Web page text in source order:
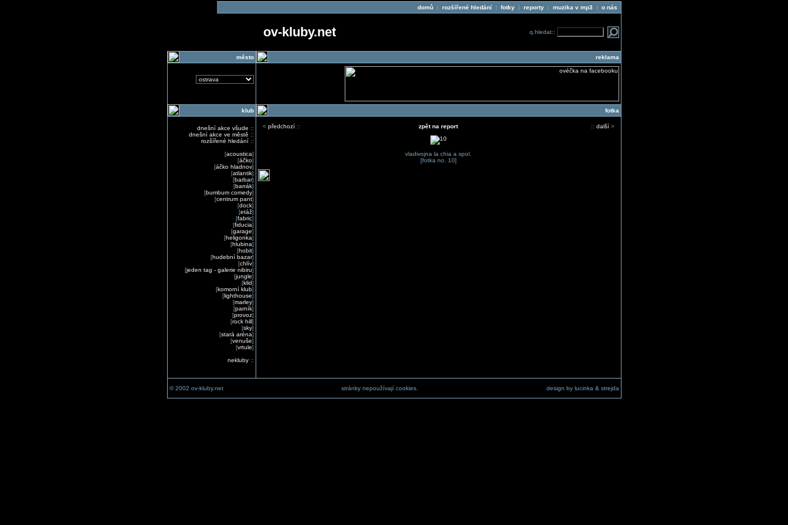
domů| rozšířené hledání| fotky| reporty| muzika v mp3 | o nás
ov-kluby.net q.hledat::
město reklama
klub
dnešní akce všude ::
dnešní akce ve městě ::
rozšířené hledání::
[acoustica]
[áčko]
[áčko hladnov]
[atlantik]
[barbar]
[barrák]
[bumbum comedy]
[centrum pant]
[dock]
[etáž]
[fabric]
[fiducia]
[garage]
[heligonka]
[hlubina]
[hobit]
[hudební bazar]
[chlív]
[jeden tag - galerie nibiru]
[jungle]
[klid]
[komorní klub]
[lighthouse]
[marley]
[parník]
[provoz]
[rock hill]
[sky]
[stará aréna]
[venuše]
[vrtule]
nekluby::
fotka
< předchozí:: zpět na report :: další>
vladivojna la chia a spol.
[fotka no. 10]
© 2002 ov-kluby.net stránky nepoužívají cookies. design by lucinka & strejda